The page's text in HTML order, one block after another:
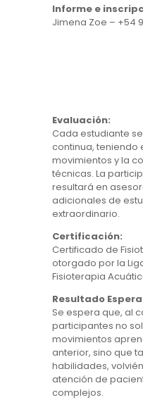
Informe e
Jimena Zoe – +54 9
Evaluación:
Cada estudiante
continua, teniendo
movimientos y la
técnicas. La
resultará en
adicionales de
extraordinario.
Certificación:
Certificado de
otorgado por la
Fisioterapia
Resultado
Se espera que, al
participantes no
movimientos
anterior, sino que
habilidades,
atención de
complejos.